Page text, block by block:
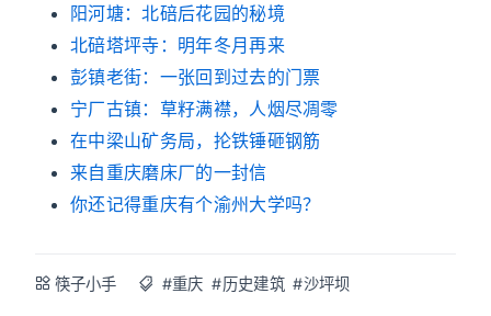
阳河塘：北碚后花园的秘境
北碚塔坪寺：明年冬月再来
彭镇老街：一张回到过去的门票
宁厂古镇：草籽满襟，人烟尽凋零
在中梁山矿务局，抡铁锤砸钢筋
来自重庆磨床厂的一封信
你还记得重庆有个渝州大学吗？
筷子小手 #重庆 #历史建筑 #沙坪坝